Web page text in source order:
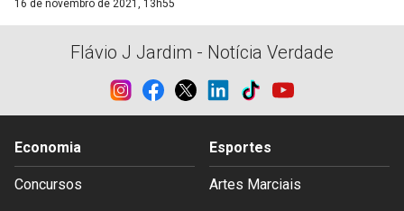
16 de novembro de 2021, 13h55
Flávio J Jardim - Notícia Verdade
Economia
Concursos
Esportes
Artes Marciais